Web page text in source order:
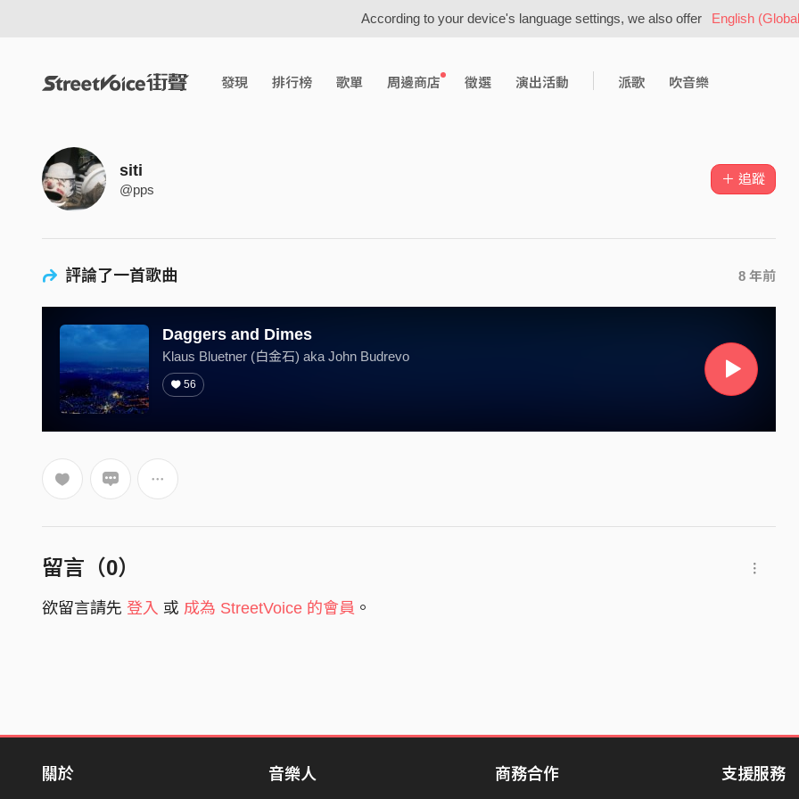
According to your device's language settings, we also offer English
發現 排行榜 歌單 周邊商店 徵選 演出活動 派歌 吹音樂
siti
@pps
＋ 追蹤
評論了一首歌曲 8 年前
Daggers and Dimes
Klaus Bluetner (白金石) aka John Budrevo
56
留言（0）
欲留言請先 登入 或 成為 StreetVoice 的會員 。
關於 音樂人 商務合作 支援服務